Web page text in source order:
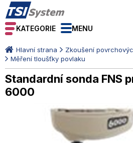
KATEGORIE MENU
Hlavní strana
Zkoušení
Měření tloušťky povlaku
Standardní sonda FNS
6000